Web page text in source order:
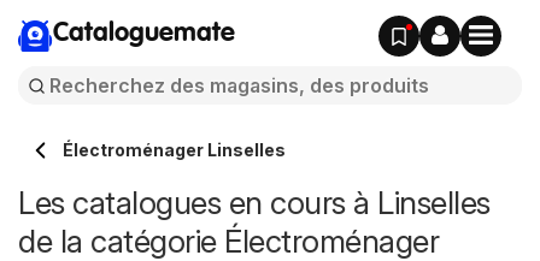
Cataloguemate
Électroménager Linselles
Les catalogues en cours à Linselles
de la catégorie Électroménager